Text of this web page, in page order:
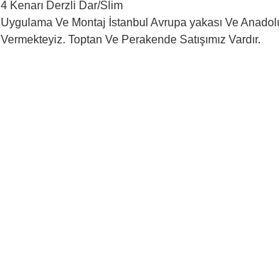
4 Kenarı Derzli Dar/Slim
Uygulama Ve Montaj İstanbul Avrupa yakası Ve
Vermekteyiz. Toptan Ve Perakende Satışımız Vardır.